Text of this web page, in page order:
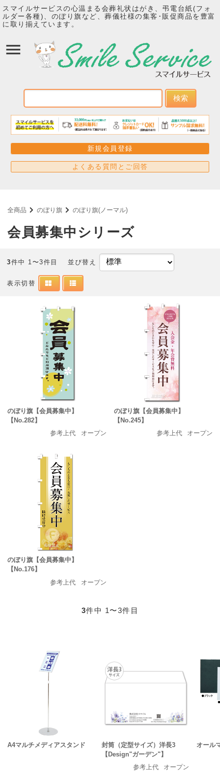
スマイルサービスの心温まる会葬礼状はがき、弔電台紙(フォ
ルダー各種)、のぼり旗など、葬儀社様の集客･販促商品を豊富
に取り揃えています。
検索
新規会員登録
よくある質問とご回答
全商品 のぼり旗 のぼり旗(ノーマル)
会員募集中シリーズ
3件中 1〜3件目 並び替え
表示切替
のぼり旗【会員募集中】
【No.282】
参考上代
オープン
のぼり旗【会員募集中】
【No.245】
参考上代
オープン
のぼり旗【会員募集中】
【No.176】
参考上代
オープン
3件中 1〜3件目
A4マルチメディアスタンド
封筒（定型サイズ）洋長3
【Design"ガーデン"】
参考上代
オープン
オール